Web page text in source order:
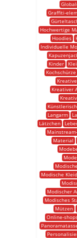
Graffiti-
Hochwertige
Hoodies
Individuelle
Kinder
Kochschürze
Kreativer
Langarm
Lätzchen
Material
Modische
Modischer
Modisches
Mützen
Online-